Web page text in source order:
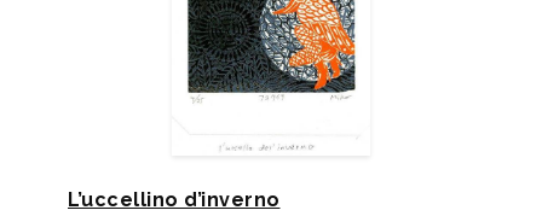
L’uccellino d’inverno